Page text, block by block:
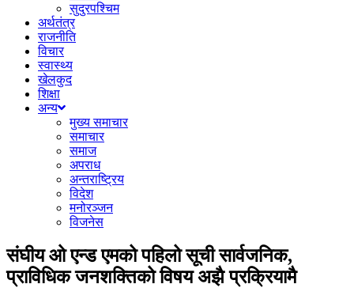
सुदुरपश्चिम
अर्थतंत्र
राजनीति
विचार
स्वास्थ्य
खेलकुद
शिक्षा
अन्य
मुख्य समाचार
समाचार
समाज
अपराध
अन्तराष्ट्रिय
विदेश
मनोरञ्जन
विजनेस
संघीय ओ एन्ड एमको पहिलो सूची सार्वजनिक,
प्राविधिक जनशक्तिको विषय अझै प्रक्रियामै